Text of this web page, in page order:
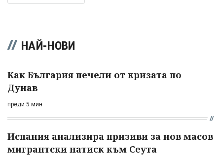
НАЙ-НОВИ
Как България печели от кризата по
Дунав
преди 5 мин
Испания анализира призиви за нов масов
мигрантски натиск към Сеута